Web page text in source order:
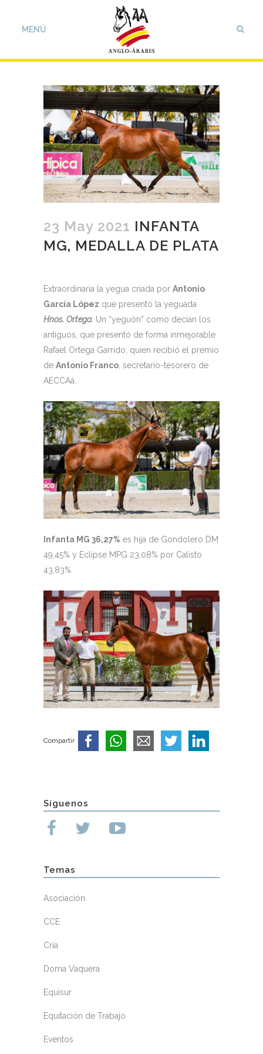
23 May 2021 INFANTA
MG, MEDALLA DE PLATA
Extraordinaria la yegua criada por Antonio
García López que presentó la yeguada
Hnos. Ortega. Un “yeguón” como decían los
antiguos, que presentó de forma inmejorable
Rafael Ortega Garrido, quien recibió el premio
de Antonio Franco , secretario-tesorero de
AECCAá.
Infanta MG 36,27% es hija de Gondolero DM
49,45% y Eclipse MPG 23,08% por Calisto
43,83%.
Compartir
Síguenos
Temas
Asociación
CCE
Cría
Doma Vaquera
Equisur
Equitación de Trabajo
Eventos